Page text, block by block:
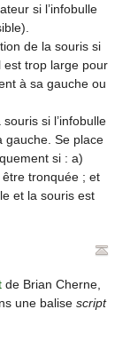
si l’infobulle
de la souris si
est trop large pour
à sa gauche ou
si l’infobulle
gauche. Se place
si : a)
être tronquée ; et
et la souris est
de Brian Cherne,
une balise script